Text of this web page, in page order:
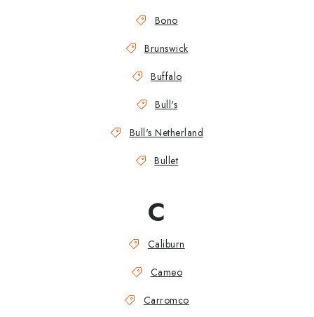
Bono
Brunswick
Buffalo
Bull's
Bull's Netherland
Bullet
C
Caliburn
Cameo
Carromco